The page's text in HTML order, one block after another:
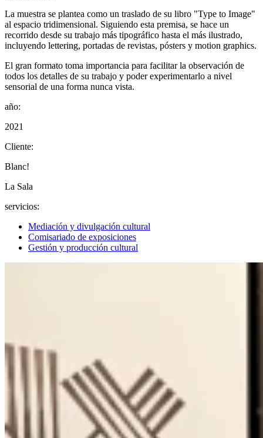
La muestra se plantea como un traslado de su libro "Type to Image"
al espacio tridimensional. Siguiendo esta premisa, se hace un
recorrido desde su trabajo más tipográfico hasta el más ilustrado,
incluyendo lettering, portadas de revistas, pósters y motion graphics.
El gran formato toma importancia para facilitar la observación de
todos los detalles de su trabajo y poder experimentarlo a nivel
sensorial de una forma nunca vista.
año:
2021
Cliente:
Blanc!
La Sala
servicios:
Mediación y divulgación cultural
Comisariado de exposiciones
Gestión y producción cultural